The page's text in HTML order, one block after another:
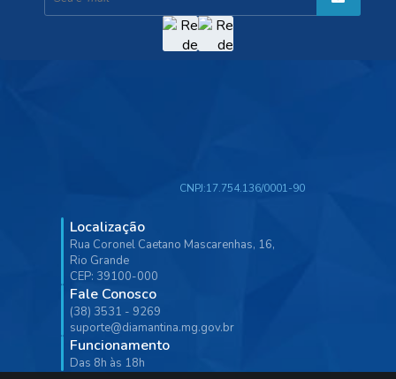
Localização
Rua Coronel Caetano Mascarenhas, 16,
Rio Grande
CEP: 39100-000
Fale Conosco
(38) 3531 - 9269
suporte@diamantina.mg.gov.br
Funcionamento
Das 8h às 18h
CNPJ:17.754.136/0001-90